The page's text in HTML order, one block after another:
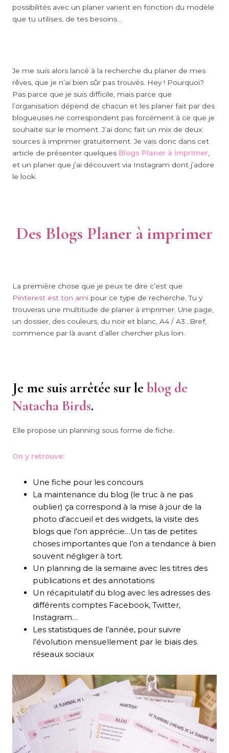
possibilités avec un planer varient en fonction du modèle
que tu utilises, de tes besoins…
Je me suis alors lancé à la recherche du planer de mes
rêves, que je n’ai bien sûr pas trouvés. Hey ! Pourquoi?
Pas parce que je suis difficile, mais parce que
l’organisation dépend de chacun et les planer fait par des
blogueuses ne correspondent pas forcément à ce que je
souhaite sur le moment. J’ai donc fait un mix de deux
sources à imprimer gratuitement. Je vais donc dans cet
article de présenter quelques Blogs Planer à imprimer
et un planer que j’ai découvert via Instagram dont j’adore
le look.
Des Blogs Planer à imprimer
La première chose que je peux te dire c’est que
Pinterest est ton ami pour ce type de recherche. Tu y
trouveras une multitude de planer à imprimer. Une page,
un dossier, des couleurs, du noir et blanc, A4 / A3…Bref,
commence par là avant d’aller chercher plus loin.
Je me suis arrêtée sur le blog de
Natacha Birds.
Elle propose un planning sous forme de fiche.
On y retrouve:
Une fiche pour les concours
La maintenance du blog (le truc à ne pas
oublier) ça correspond à la mise à jour de la
photo d’accueil et des widgets, la visite des
blogs que l’on apprécie…Un tas de petites
choses importantes que l’on a tendance à bien
souvent négliger à tort.
Un planning de la semaine avec les titres des
publications et des annotations
Un récapitulatif du blog avec les adresses des
différents comptes Facebook, Twitter,
Instagram…
Les statistiques de l’année, pour suivre
l’évolution mensuellement par le biais des
réseaux sociaux